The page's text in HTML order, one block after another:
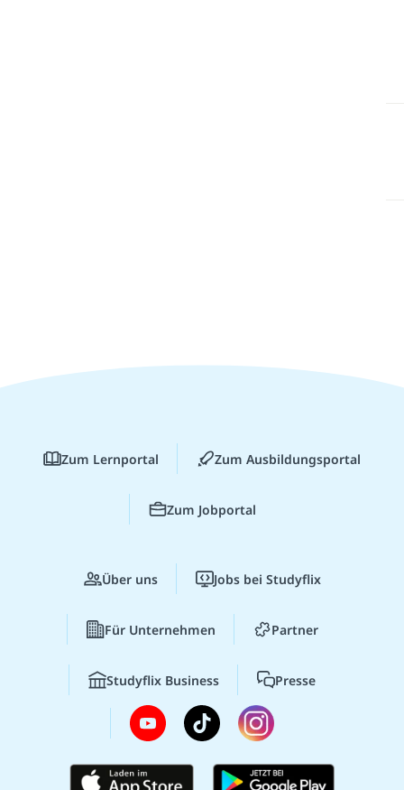
Zum Lernportal Zum Ausbildungsportal
Zum Jobportal
Über uns Jobs bei Studyflix
Für Unternehmen Partner
Studyflix Business Presse